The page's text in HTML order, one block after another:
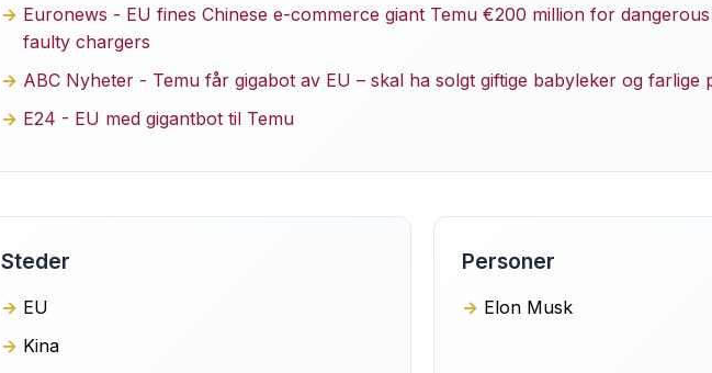
Euronews - EU fines Chinese e-commerce giant Temu €200 million for
faulty chargers
ABC Nyheter - Temu får gigabot av EU – skal ha solgt giftige babyleker og farlige
E24 - EU med gigantbot til Temu
Steder
EU
Kina
Personer
Elon Musk